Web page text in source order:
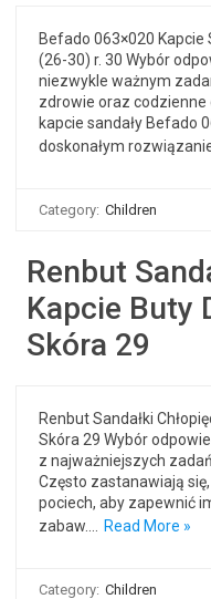
Befado 063×020 Kapcie
(26-30) r. 30 Wybór
niezwykle ważnym
zdrowie oraz codzienne
kapcie sandały Befado
doskonałym
Category: Children
Renbut
Kapcie Buty
Skóra 29
Renbut Sandałki
Skóra 29 Wybór
z najważniejszych
Często zastanawiają
pociech, aby zapewnić
zabaw.…
Read More »
Category: Children